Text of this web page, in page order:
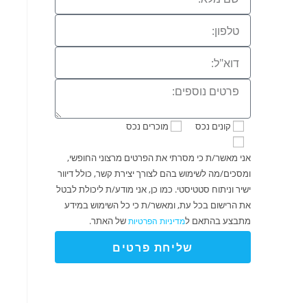
קונים נכס מוכרים נכס
אני מאשר/ת כי מסרתי את הפרטים מרצוני החופשי,
ומסכים/מה לשימוש בהם לצורך יצירת קשר, כולל דיוור
ישיר וניתוח סטטיסטי. כמו כן, אני מודע/ת ליכולת לבטל
את הרישום בכל עת, ומאשר/ת כי כל השימוש במידע
מתבצע בהתאם למדיניות הפרטיותשל האתר.
שליחת פרטים